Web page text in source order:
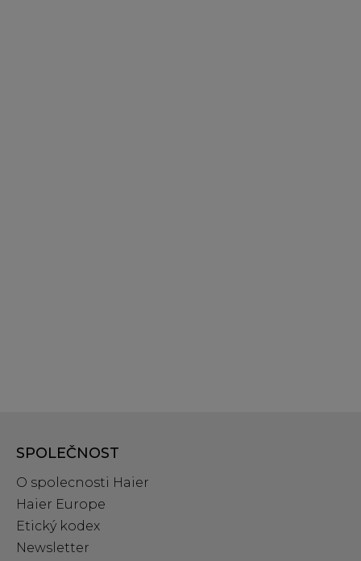
SPOLEČNOST
O spolecnosti Haier
Haier Europe
Etický kodex
Newsletter